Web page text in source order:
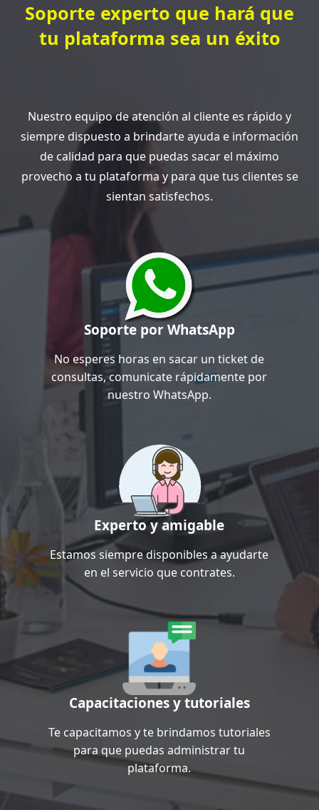
Soporte experto que hará que
tu plataforma sea un éxito
Nuestro equipo de atención al cliente es rápido y
siempre dispuesto a brindarte ayuda e información
de calidad para que puedas sacar el máximo
provecho a tu plataforma y para que tus clientes se
sientan satisfechos.
Soporte por WhatsApp
No esperes horas en sacar un ticket de
consultas, comunicate rápidamente por
nuestro WhatsApp.
Experto y amigable
Estamos siempre disponibles a ayudarte
en el servicio que contrates.
Capacitaciones y tutoriales
Te capacitamos y te brindamos tutoriales
para que puedas administrar tu
plataforma.